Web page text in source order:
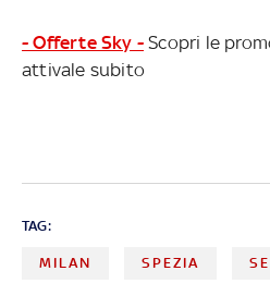
- Offerte Sky - Scopri le
attivale subito
TAG:
MILAN SPEZIA